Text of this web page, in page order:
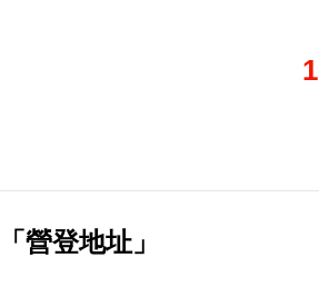
營登地址」